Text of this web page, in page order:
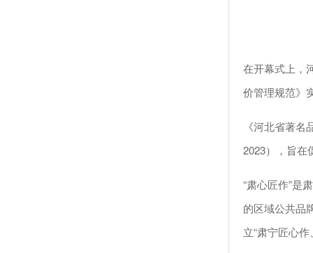
在开幕式上，
价管理规范》
《河北省著
2023），旨在
“肃心匠作”是
的区域公共品
立“肃宁匠心